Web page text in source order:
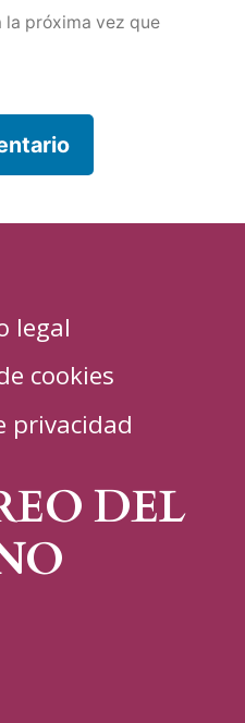
la próxima vez que
legal
cookies
privacidad
DEL